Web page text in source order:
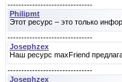
-------------------------------
Philipmt
Этот ресурс – это только
-------------------------------
Josephzex
Наш ресурс maxFriend
-------------------------------
Josephzex